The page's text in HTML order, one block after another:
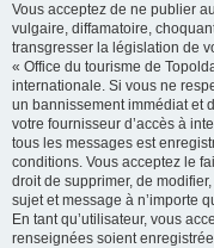
Vous acceptez de ne publier
vulgaire, diffamatoire,
transgresser la législation de
« Office du tourisme de
internationale. Si vous ne
un bannissement immédiat et
votre fournisseur d’accès à
tous les messages est
conditions. Vous acceptez le
droit de supprimer, de
sujet et message à n’importe
En tant qu’utilisateur, vous
renseignées soient